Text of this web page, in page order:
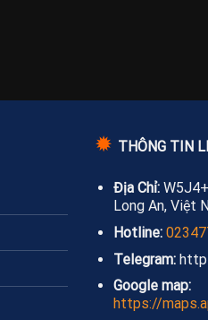
✹ THÔNG TIN
Địa Chỉ:
Long An, Việt
Hotline:
Telegram:
Google map:
https://